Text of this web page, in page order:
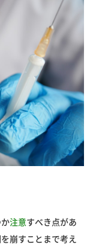
注意すべき点があ
崩すことまで考え